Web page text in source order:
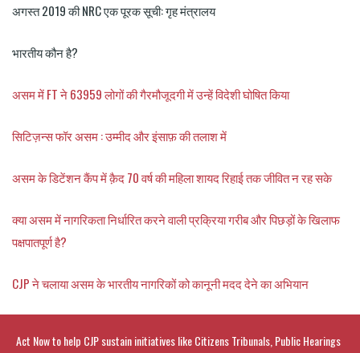
अगस्त 2019 की NRC एक पूरक सूची: गृह मंत्रालय
भारतीय कौन है?
असम में FT ने 63959 लोगों की गैरमौजूदगी में उन्हें विदेशी घोषित किया
सिटिज़न्स फॉर असम : उम्मीद और इंसाफ़ की तलाश में
असम के डिटेंशन कैंप में क़ैद 70 वर्ष की महिला शायद रिहाई तक जीवित न रह सके
क्या असम में नागरिकता निर्धारित करने वाली प्रक्रिया गरीब और पिछड़ों के खिलाफ
पक्षपातपूर्ण है?
CJP ने चलाया असम के भारतीय नागरिकों को कानूनी मदद देने का अभियान
Act Now to help CJP sustain initiatives like Citizens Tribunals, Public Hearings